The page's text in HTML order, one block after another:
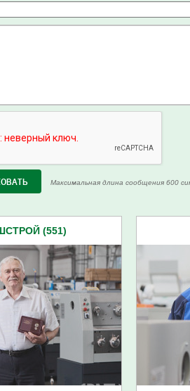
Максимальная длина сообщения 600
(551)